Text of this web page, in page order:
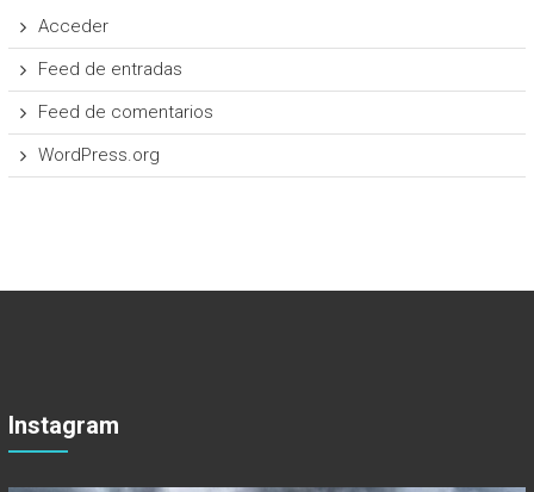
Acceder
Feed de entradas
Feed de comentarios
WordPress.org
Instagram